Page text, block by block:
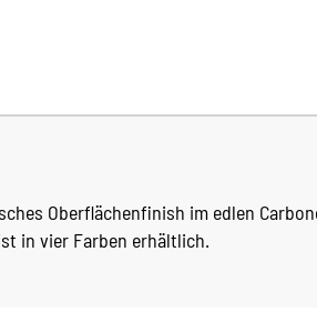
Oberflächenfinish im edlen
in vier Farben erhältlich.